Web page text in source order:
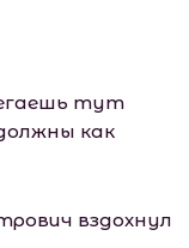
тут
как
вздохнул